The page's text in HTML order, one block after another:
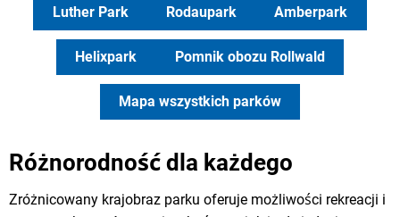
Luther Park Rodaupark Amberpark
Helixpark Pomnik obozu Rollwald
Mapa wszystkich parków
Różnorodność dla każdego
Zróżnicowany krajobraz parku oferuje możliwości rekreacji i